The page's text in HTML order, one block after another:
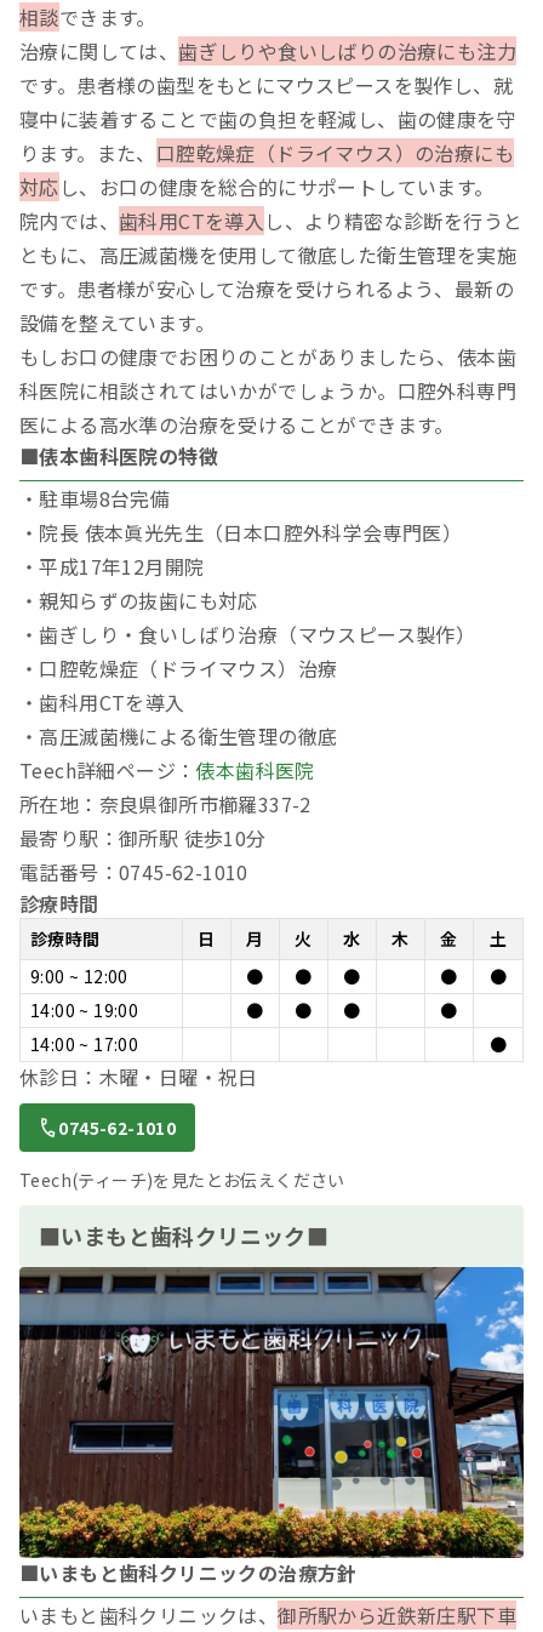
相談できます。
治療に関しては、 歯ぎしりや食いしばりの治療にも注力
です。患者様の歯型をもとにマウスピースを製作し、就
寝中に装着することで歯の負担を軽減し、歯の健康を守
ります。また、 口腔乾燥症（ドライマウス）の治療にも
対応 し、お口の健康を総合的にサポートしています。
院内では、 歯科用CTを導入 し、より精密な診断を行うと
ともに、高圧滅菌機を使用して徹底した衛生管理を実施
です。患者様が安心して治療を受けられるよう、最新の
設備を整えています。
もしお口の健康でお困りのことがありましたら、俵本歯
科医院に相談されてはいかがでしょうか。口腔外科専門
医による高水準の治療を受けることができます。
■俵本歯科医院の特徴
・駐車場8台完備
・院長 俵本眞光先生（日本口腔外科学会専門医）
・平成17年12月開院
・親知らずの抜歯にも対応
・歯ぎしり・食いしばり治療（マウスピース製作）
・口腔乾燥症（ドライマウス）治療
・歯科用CTを導入
・高圧滅菌機による衛生管理の徹底
Teech詳細ページ：俵本歯科医院
所在地：奈良県御所市櫛羅337-2
最寄り駅：御所駅 徒歩10分
電話番号：0745-62-1010
診療時間
診療時間 日 月 火 水 木 金
土
9:00 ~ 12:00
● ● ● ●
●
14:00 ~ 19:00
● ● ●
●
14:00 ~ 17:00
●
休診日：木曜・日曜・祝日
0745-62-1010
Teech(ティーチ)を見たとお伝えください
■いまもと歯科クリニック■
■いまもと歯科クリニックの治療方針
いまもと歯科クリニックは、御所駅から近鉄新庄駅下車